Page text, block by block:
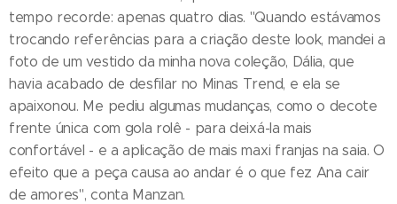
tempo recorde: apenas quatro dias. "Quando estávamos
trocando referências para a criação deste look, mandei a
foto de um vestido da minha nova coleção, Dália, que
havia acabado de desfilar no Minas Trend, e ela se
apaixonou. Me pediu algumas mudanças, como o decote
frente única com gola rolê - para deixá-la mais
confortável - e a aplicação de mais maxi franjas na saia. O
efeito que a peça causa ao andar é o que fez Ana cair
de amores", conta Manzan.